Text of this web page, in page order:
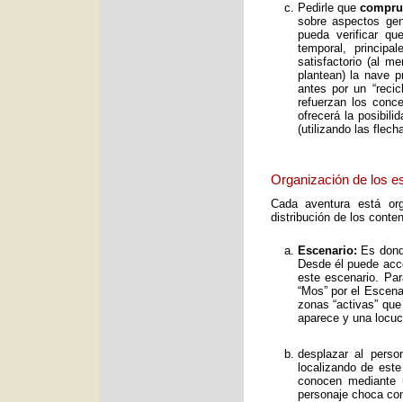
Pedirle que
sobre aspectos
pueda verificar
temporal,
satisfactorio (al
plantean) la nave
antes por un
refuerzan los
ofrecerá la
(utilizando las
Organización de los
Cada aventura está
distribución de los
Escenario: Es
Desde él puede
este escenario.
“Mos” por el
zonas “activas”
aparece y una
desplazar al
localizando de
conocen
personaje choca